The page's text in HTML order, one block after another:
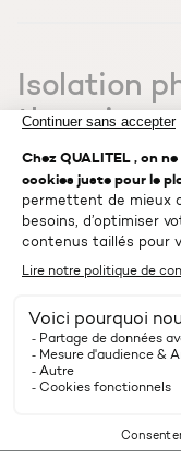
Isolation
thermique
faire ?
Projets
phonique
Équipements &